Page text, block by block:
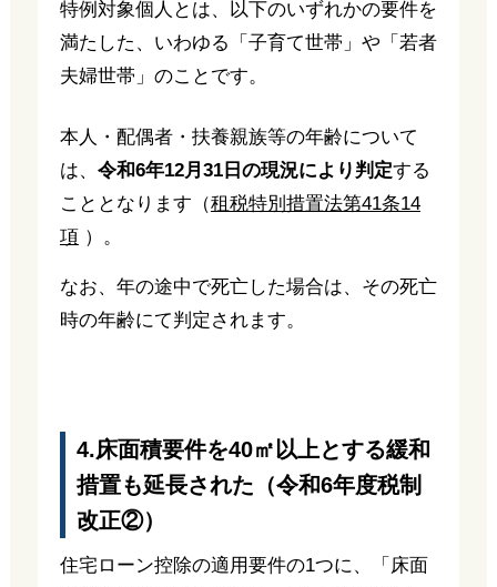
特例対象個人とは、以下のいずれかの要件を
満たした、いわゆる「子育て世帯」や「若者
夫婦世帯」のことです。
本人・配偶者・扶養親族等の年齢について
は、 令和6年12月31日の現況により判定する
こととなります（租税特別措置法第41条14
項）。
なお、年の途中で死亡した場合は、その死亡
時の年齢にて判定されます。
4.床面積要件を40㎡以上とする緩和
措置も延長された（令和6年度税制
改正②）
住宅ローン控除の適用要件の1つに、「床面